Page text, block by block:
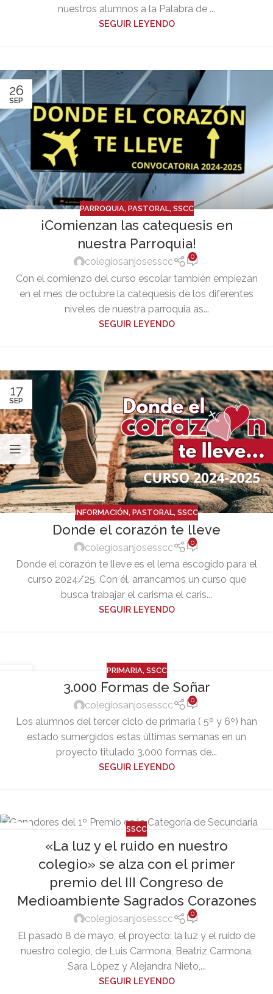
nuestros alumnos a la Palabra de ...
SEGUIR LEYENDO
26
SEP
PARROQUIA, PASTORAL, SSCC
¡Comienzan las catequesis en
nuestra Parroquia!
colegiosanjosesscc 0
Con el comienzo del curso escolar también empiezan
en el mes de octubre la catequesis de los diferentes
niveles de nuestra parroquia as...
SEGUIR LEYENDO
17
SEP
INFORMACIÓN, PASTORAL, SSCC
Donde el corazón te lleve
colegiosanjosesscc 0
Donde el corazón te lleve es el lema escogido para el
curso 2024/25. Con él, arrancamos un curso que
busca trabajar el carisma el caris...
SEGUIR LEYENDO
PRIMARIA, SSCC
3.000 Formas de Soñar
colegiosanjosesscc 0
Los alumnos del tercer ciclo de primaria ( 5º y 6º) han
estado sumergidos estas últimas semanas en un
proyecto titulado 3.000 formas de...
SEGUIR LEYENDO
SSCC
«La luz y el ruido en nuestro
colegio» se alza con el primer
premio del III Congreso de
Medioambiente Sagrados Corazones
colegiosanjosesscc 0
El pasado 8 de mayo, el proyecto: la luz y el ruido de
nuestro colegio, de Luis Carmona, Beatriz Carmona,
Sara López y Alejandra Nieto,...
SEGUIR LEYENDO